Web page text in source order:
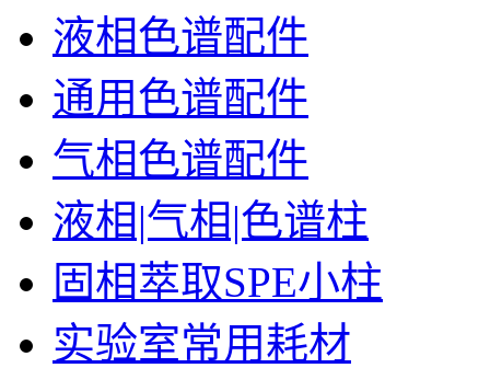
液相色谱配件
通用色谱配件
气相色谱配件
液相|气相|色谱柱
固相萃取SPE小柱
实验室常用耗材